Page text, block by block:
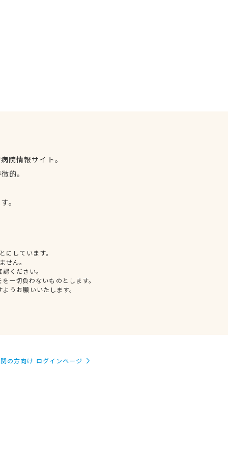
院情報サイト。
的。
。
しています。
せん。
ください。
一切負わないものとします。
うお願いいたします。
の方向け ログインページ